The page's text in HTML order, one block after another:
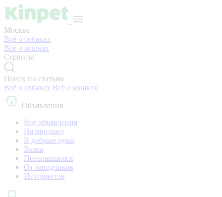
Москва
Всё о собаках
Всё о кошках
Сервисы
Поиск по статьям
Всё о собаках Всё о кошках
Объявления
Все объявления
На продажу
В добрые руки
Вязка
Потерявшиеся
От заводчиков
Из приютов